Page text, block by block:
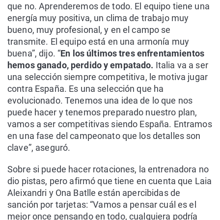
que no. Aprenderemos de todo. El equipo tiene una
energía muy positiva, un clima de trabajo muy
bueno, muy profesional, y en el campo se
transmite. El equipo está en una armonía muy
buena”, dijo. “En los últimos tres enfrentamientos
hemos ganado, perdido y empatado. Italia va a ser
una selección siempre competitiva, le motiva jugar
contra España. Es una selección que ha
evolucionado. Tenemos una idea de lo que nos
puede hacer y tenemos preparado nuestro plan,
vamos a ser competitivas siendo España. Entramos
en una fase del campeonato que los detalles son
clave”, aseguró.
Sobre si puede hacer rotaciones, la entrenadora no
dio pistas, pero afirmó que tiene en cuenta que Laia
Aleixandri y Ona Batlle están apercibidas de
sanción por tarjetas: “Vamos a pensar cuál es el
mejor once pensando en todo, cualquiera podría